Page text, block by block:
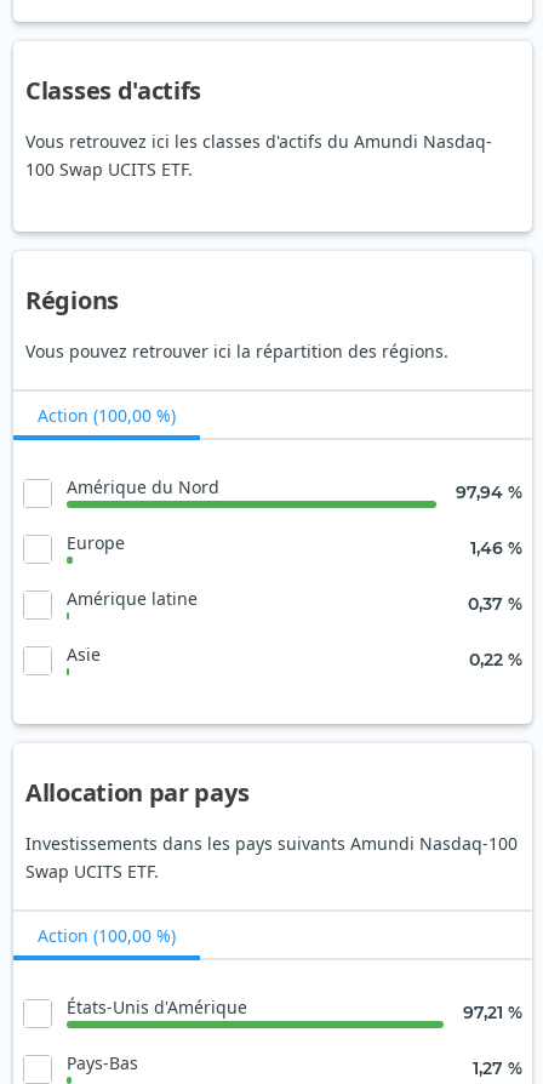
Classes d'actifs
Vous retrouvez ici les classes d'actifs du Amundi Nasdaq-
100 Swap UCITS ETF.
Régions
Vous pouvez retrouver ici la répartition des régions.
Action (100,00 %)
Amérique du Nord 97,94 %
Europe 1,46 %
Amérique latine 0,37 %
Asie 0,22 %
Allocation par pays
Investissements dans les pays suivants Amundi Nasdaq-100
Swap UCITS ETF.
Action (100,00 %)
États-Unis d'Amérique 97,21 %
Pays-Bas 1,27 %